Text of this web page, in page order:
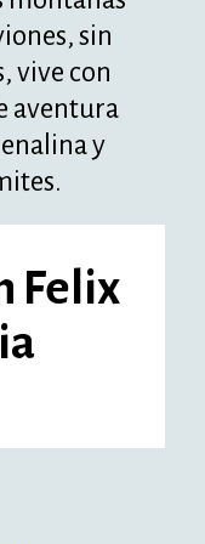
sin
vive con
aventura
y
Felix